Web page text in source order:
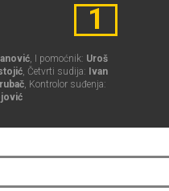
1
, I pomoćnik: Uroš
, Četvrti sudija: Ivan
, Kontrolor suđenja: